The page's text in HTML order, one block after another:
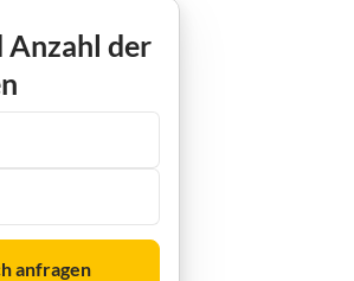
der
anfragen